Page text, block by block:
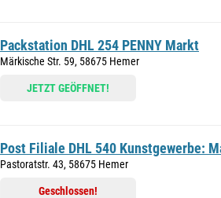
Packstation DHL 254 PENNY Markt
Märkische Str. 59, 58675 Hemer
JETZT GEÖFFNET!
Post Filiale DHL 540 Kunstgewerbe:
Pastoratstr. 43, 58675 Hemer
Geschlossen!